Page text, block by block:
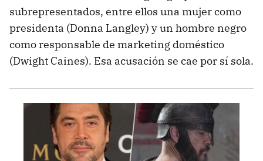
subrepresentados, entre ellos una mujer como
presidenta (Donna Langley) y un hombre negro
como responsable de marketing doméstico
(Dwight Caines). Esa acusación se cae por sí sola.